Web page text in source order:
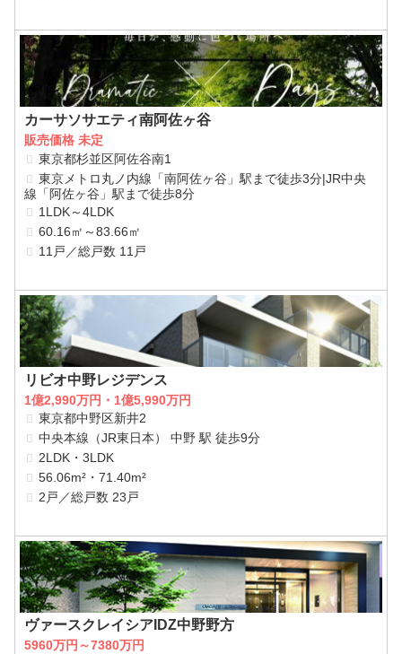
カーサソサエティ南阿佐ヶ谷
販売価格 未定
東京都杉並区阿佐谷南1
東京メトロ丸ノ内線「南阿佐ヶ谷」駅まで徒歩3分|JR中央
線「阿佐ヶ谷」駅まで徒歩8分
1LDK～4LDK
60.16㎡～83.66㎡
11戸／総戸数 11戸
リビオ中野レジデンス
1億2,990万円・1億5,990万円
東京都中野区新井2
中央本線（JR東日本） 中野 駅 徒歩9分
2LDK・3LDK
56.06m²・71.40m²
2戸／総戸数 23戸
ヴァースクレイシアIDZ中野野方
5960万円～7380万円